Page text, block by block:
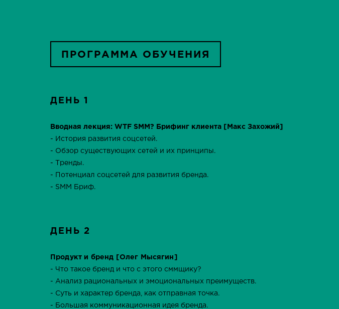
ПРОГРАММА ОБУЧЕНИЯ
ДЕНЬ 1
Вводная лекция: WTF SMM? Брифинг клиента [Макс Захожий]
- История развития соцсетей.
- Обзор существующих сетей и их принципы.
- Тренды.
- Потенциал соцсетей для развития бренда.
- SMM Бриф.
ДЕНЬ 2
Продукт и бренд [Олег Мысягин]
- Что такое бренд и что с этого сммщику?
- Анализ рациональных и эмоциональных преимуществ.
- Суть и характер бренда, как отправная точка.
- Большая коммуникационная идея бренда.